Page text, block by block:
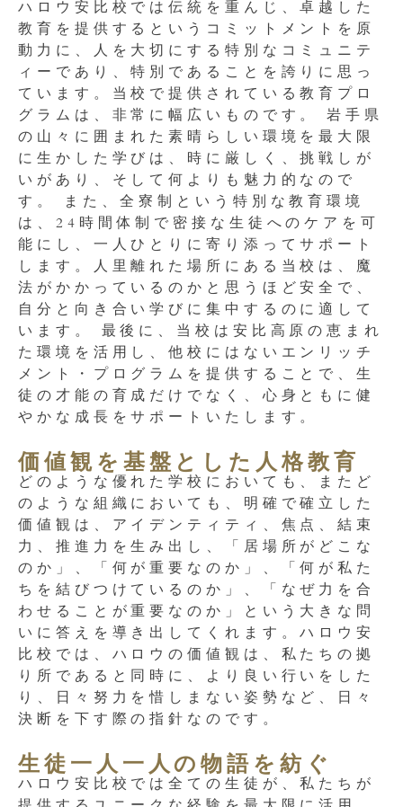
ハロウ安比校では伝統を重んじ、卓越した
教育を提供するというコミットメントを原
動力に、人を大切にする特別なコミュニテ
ィーであり、特別であることを誇りに思っ
ています。当校で提供されている教育プロ
グラムは、非常に幅広いものです。 岩手県
の山々に囲まれた素晴らしい環境を最大限
に生かした学びは、時に厳しく、挑戦しが
いがあり、そして何よりも魅力的なので
す。 また、全寮制という特別な教育環境
は、24時間体制で密接な生徒へのケアを可
能にし、一人ひとりに寄り添ってサポート
します。人里離れた場所にある当校は、魔
法がかかっているのかと思うほど安全で、
自分と向き合い学びに集中するのに適して
います。 最後に、当校は安比高原の恵まれ
た環境を活用し、他校にはないエンリッチ
メント・プログラムを提供することで、生
徒の才能の育成だけでなく、心身ともに健
やかな成長をサポートいたします。
価値観を基盤とした人格教育
どのような優れた学校においても、またど
のような組織においても、明確で確立した
価値観は、アイデンティティ、焦点、結束
力、推進力を生み出し、「居場所がどこな
のか」、「何が重要なのか」、「何が私た
ちを結びつけているのか」、「なぜ力を合
わせることが重要なのか」という大きな問
いに答えを導き出してくれます。ハロウ安
比校では、ハロウの価値観は、私たちの拠
り所であると同時に、より良い行いをした
り、日々努力を惜しまない姿勢など、日々
決断を下す際の指針なのです。
生徒一人一人の物語を紡ぐ
ハロウ安比校では全ての生徒が、私たちが